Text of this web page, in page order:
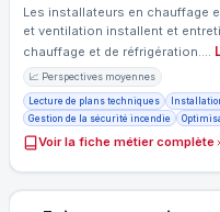
Les installateurs en chauffage
et ventilation installent et
chauffage et de réfrigération.…
📈 Perspectives moyennes
Lecture de plans techniques
Gestion de la sécurité incendie
Voir la fiche métier complète